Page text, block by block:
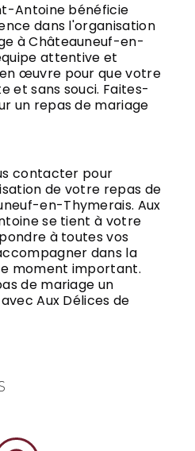
Antoine bénéficie
dans l'organisation
à Châteauneuf-en-
attentive et
œuvre pour que votre
et sans souci. Faites-
un repas de mariage
contacter pour
de votre repas de
en-Thymerais. Aux
se tient à votre
à toutes vos
dans la
moment important.
de mariage un
Aux Délices de